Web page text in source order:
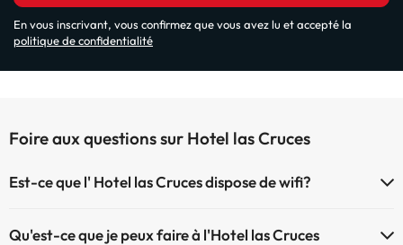
En vous inscrivant, vous confirmez que vous avez lu et accepté la
politique de confidentialité
Foire aux questions sur Hotel las Cruces
Est-ce que l' Hotel las Cruces dispose de wifi?
Qu'est-ce que je peux faire à l'Hotel las Cruces